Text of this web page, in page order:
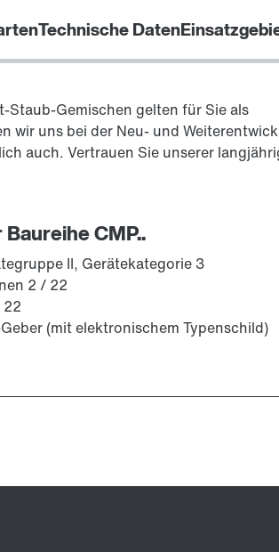
Technische Daten
Gemischen gelten für Sie als
wir uns bei der Neu- und
auch. Vertrauen Sie unserer
CMP..
II, Gerätekategorie 3
2 / 22
(mit elektronischem Typenschild)